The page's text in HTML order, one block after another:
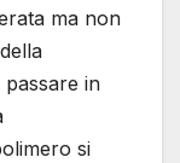
ma non
in
si